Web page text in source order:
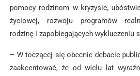
pomocy rodzinom w kryzysie,
życiowej, rozwoju programów
rodzinę i zapobiegających wykluczeniu
– W toczącej się obecnie debacie
zaakcentować, że od wielu lat